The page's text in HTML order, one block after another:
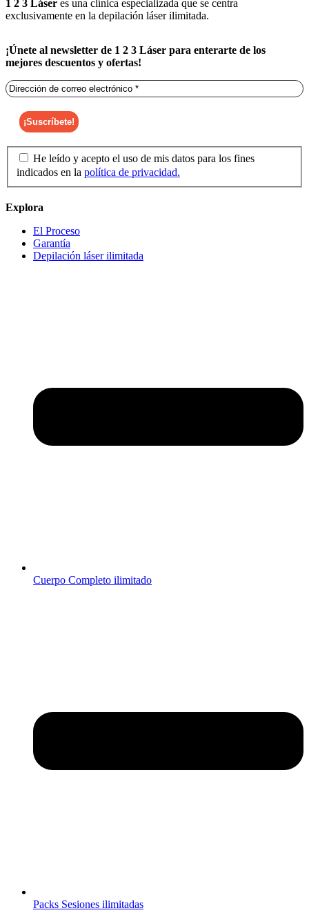
1 2 3 Láser es una clínica especializada que se centra
exclusivamente en la depilación láser ilimitada.
¡Únete al newsletter de 1 2 3 Láser para enterarte de los
mejores descuentos y ofertas!
He leído y acepto el uso de mis datos para los fines
indicados en la política de privacidad.
Explora
El Proceso
Garantía
Depilación láser ilimitada
Cuerpo Completo ilimitado
Packs Sesiones ilimitadas